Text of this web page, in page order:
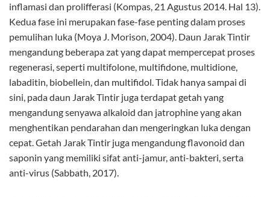
inflamasi dan prolifferasi (Kompas, 21 Agustus 2014. Hal 13).
Kedua fase ini merupakan fase-fase penting dalam proses
pemulihan luka (Moya J. Morison, 2004). Daun Jarak Tintir
mengandung beberapa zat yang dapat mempercepat proses
regenerasi, seperti multifolone, multifidone, multidione,
labaditin, biobellein, dan multifidol. Tidak hanya sampai di
sini, pada daun Jarak Tintir juga terdapat getah yang
mengandung senyawa alkaloid dan jatrophine yang akan
menghentikan pendarahan dan mengeringkan luka dengan
cepat. Getah Jarak Tintir juga mengandung flavonoid dan
saponin yang memiliki sifat anti-jamur, anti-bakteri, serta
anti-virus (Sabbath, 2017).